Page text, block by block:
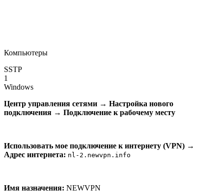
Компьютеры
SSTP
1
Windows
Центр управления сетями → Настройка нового
подключения → Подключение к рабочему месту
Использовать мое подключение к интернету (VPN) →
Адрес интернета: nl-2.newvpn.info
Имя назначения: NEWVPN